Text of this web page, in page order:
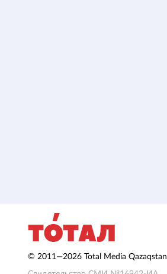
© 2011—2026 Total Media Qazaqstan